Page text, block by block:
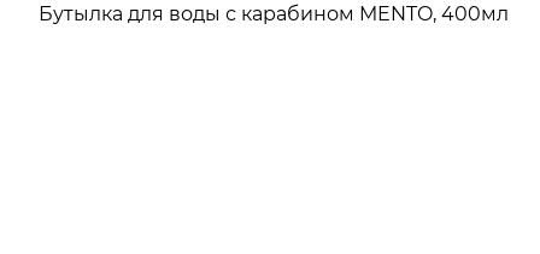
Бутылка для воды с карабином MENTO, 400мл